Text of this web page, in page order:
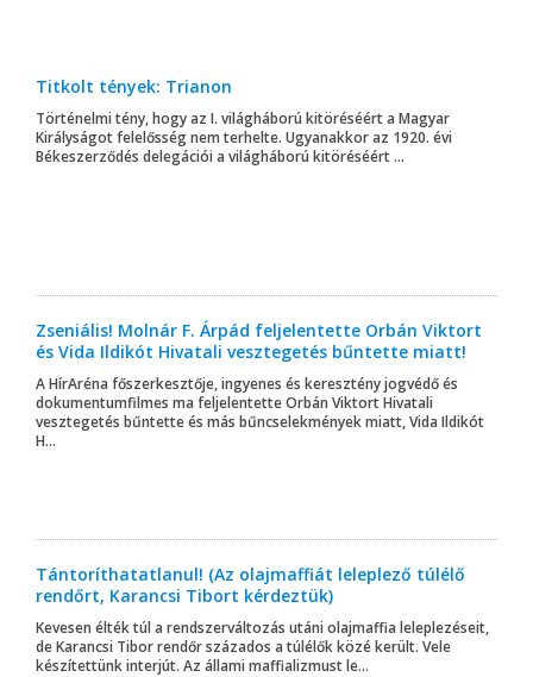
Titkolt tények: Trianon
Történelmi tény, hogy az I. világháború kitöréséért a Magyar
Királyságot felelősség nem terhelte. Ugyanakkor az 1920. évi
Békeszerződés delegációi a világháború kitöréséért ...
Zseniális! Molnár F. Árpád feljelentette Orbán Viktort
és Vida Ildikót Hivatali vesztegetés bűntette miatt!
A HírAréna főszerkesztője, ingyenes és keresztény jogvédő és
dokumentumfilmes ma feljelentette Orbán Viktort Hivatali
vesztegetés bűntette és más bűncselekmények miatt, Vida Ildikót
H...
Tántoríthatatlanul! (Az olajmaffiát leleplező túlélő
rendőrt, Karancsi Tibort kérdeztük)
Kevesen élték túl a rendszerváltozás utáni olajmaffia leleplezéseit,
de Karancsi Tibor rendőr százados a túlélők közé került. Vele
készítettünk interjút. Az állami maffializmust le...